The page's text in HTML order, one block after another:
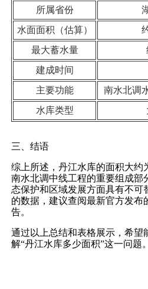
所属省份
水面面积（估算）
最大蓄水量
建成时间
主要功能
南水北调
水库类型
三、结语
综上所述，丹江水库的面积大约
南水北调中线工程的重要组成部
态保护和区域发展方面具有不可
的数据，建议查阅最新官方发布
告。
通过以上总结和表格展示，希望
解“丹江水库多少面积”这一问题。